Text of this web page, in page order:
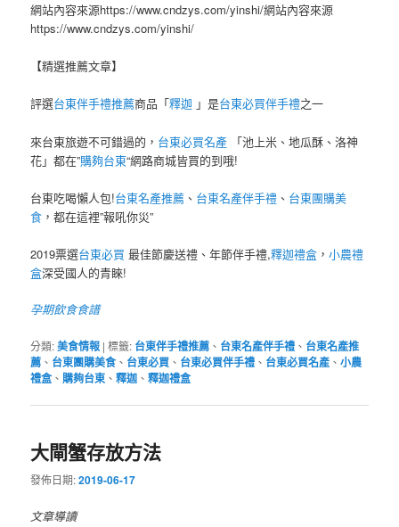
網站內容來源https://www.cndzys.com/yinshi/網站內容來源
https://www.cndzys.com/yinshi/
【精選推薦文章】
評選台東伴手禮推薦商品「釋迦 」是台東必買伴手禮之一
來台東旅遊不可錯過的， 台東必買名產 「池上米、地瓜酥、洛神
花」都在”購夠台東“網路商城皆買的到哦!
台東吃喝懶人包!台東名產推薦 、 台東名產伴手禮 、 台東團購美
食 ，都在這裡”報吼你災”
2019票選台東必買 最佳節慶送禮、年節伴手禮,釋迦禮盒 ，小農禮
盒深受國人的青睞!
孕期飲食食譜
分類:美食情報 |標籤: 台東伴手禮推薦 、 台東名產伴手禮 、 台東名產推
薦 、 台東團購美食 、 台東必買 、 台東必買伴手禮 、 台東必買名產 、小農
禮盒、 購夠台東 、釋迦 、釋迦禮盒
大閘蟹存放方法
發佈日期:2019-06-17
文章導讀